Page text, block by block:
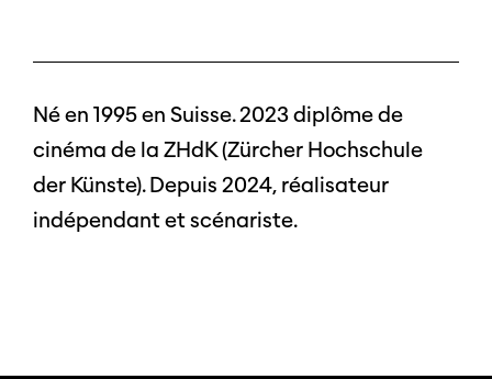
Né en 1995 en Suisse. 2023 diplôme de
cinéma de la ZHdK (Zürcher Hochschule
der Künste). Depuis 2024, réalisateur
indépendant et scénariste.